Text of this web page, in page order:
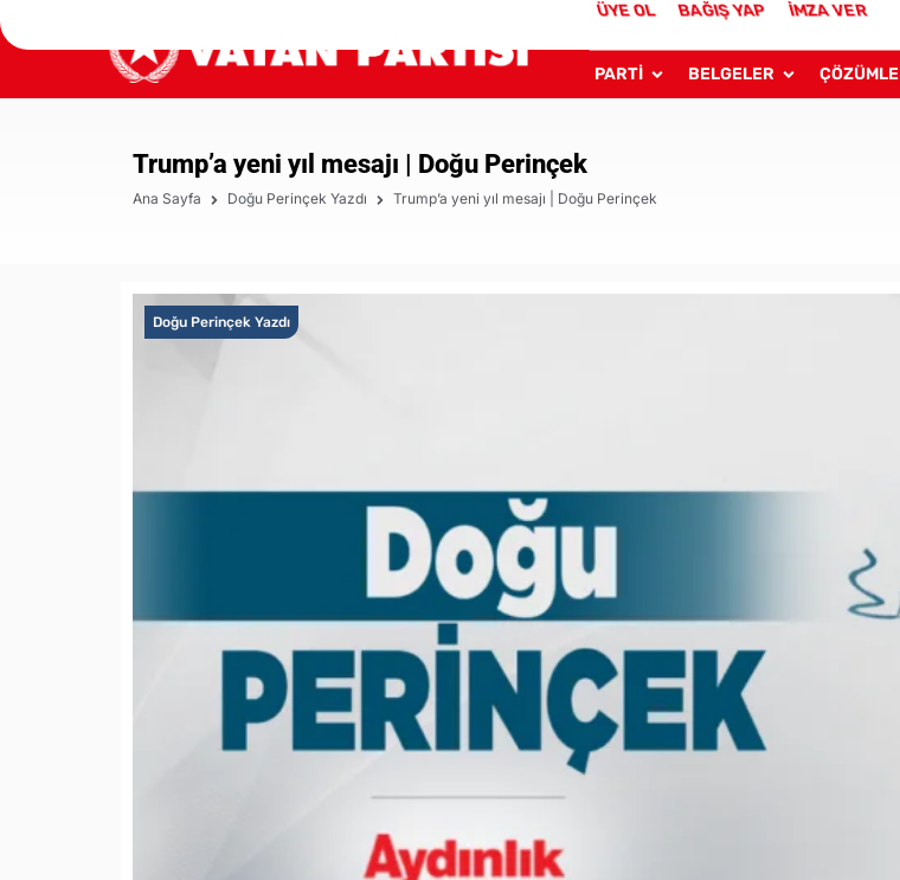
ÜYE OL BAĞIŞ YAP İMZA VER
PARTİ BELGELER
Trump’a yeni yıl mesajı | Doğu Perinçek
Ana Sayfa Doğu Perinçek Yazdı Trump’a yeni yıl mesajı | Doğu Perinçek
Doğu Perinçek Yazdı